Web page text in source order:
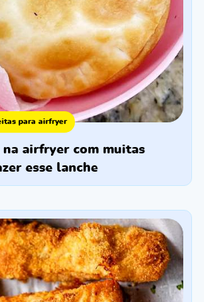
para airfryer
esse lanche